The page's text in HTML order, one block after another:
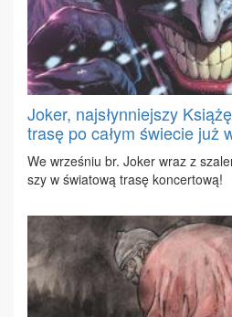
Joker, najsłynniejszy
trasę po całym świecie już
We wrze­śniu br. Jo­ker wraz z
szy w świa­to­wą tra­sę kon­cer­to­wą!